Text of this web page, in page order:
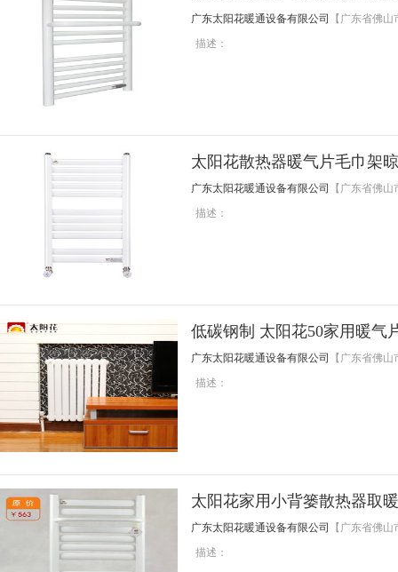
广东太阳花暖通设备有限公司
【广东省佛山
描述：
太阳花散热器暖气片毛巾架
广东太阳花暖通设备有限公司
【广东省佛山
描述：
低碳钢制 太阳花50家用暖气
广东太阳花暖通设备有限公司
【广东省佛山
描述：
太阳花家用小背篓散热器取
广东太阳花暖通设备有限公司
【广东省佛山
描述：